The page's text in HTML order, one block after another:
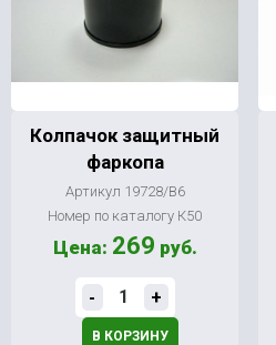
Колпачок защитный
фаркопа
Артикул 19728/В6
Номер по каталогу К50
Цена: 269 руб.
- +
В КОРЗИНУ